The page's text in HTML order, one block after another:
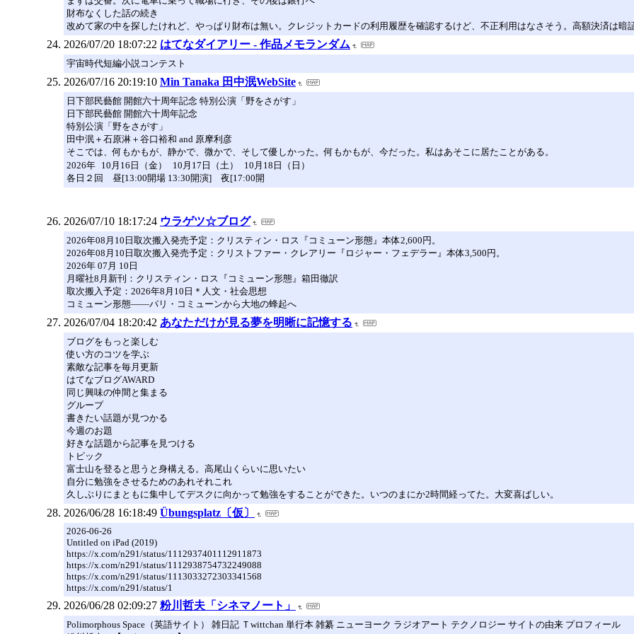
財布なくした話の続き
改めて家の中を探したけれど、やっぱり財布は無い。クレジットカードの利用履歴を確認するけど、不正利用はなさそう。高額決済は暗
2026/07/20 18:07:22 はてなダイアリー - 作品メモランダム
宇宙時代短編小説コンテスト
2026/07/16 20:19:10 Min Tanaka 田中泯WebSite
日下部民藝館 開館六十周年記念 特別公演「野をさがす」
日下部民藝館 開館六十周年記念
特別公演「野をさがす」
田中泯＋石原淋＋谷口裕和 and 原摩利彦
そこでは、何もかもが、静かで、微かで、そして優しかった。何もかもが、今だった。私はあそこに居たことがある。
2026年 10月16日（金） 10月17日（土） 10月18日（日）
各日２回 昼[13:00開場 13:30開演] 夜[17:00開
2026/07/10 18:17:24 ウラゲツ☆ブログ
2026年08月10日取次搬入発売予定：クリスティン・ロス『コミューン形態』本体2,600円。
2026年08月10日取次搬入発売予定：クリストファー・クレアリー『ロジャー・フェデラー』本体3,500円。
2026年 07月 10日
月曜社8月新刊：クリスティン・ロス『コミューン形態』箱田徹訳
取次搬入予定：2026年8月10日＊人文・社会思想
コミューン形態――パリ・コミューンから大地の蜂起へ
2026/07/04 18:20:42 あなただけが見る夢を明晰に記憶する
ブログをもっと楽しむ
使い方のコツを学ぶ
素敵な記事を毎月更新
はてなブログAWARD
同じ興味の仲間と集まる
グループ
書きたい話題が見つかる
今週のお題
好きな話題から記事を見つける
トピック
富士山を登ると思うと身構える。高尾山くらいに思いたい
自分に勉強をさせるためのあれそれこれ
久しぶりにまともに集中してデスクに向かって勉強をすることができた。いつのまにか2時間経ってた。大変喜ばしい。
2026/06/28 16:18:49 Übungsplatz〔仮〕
2026-06-26
Untitled on iPad (2019)
https://x.com/n291/status/1112937401112911873
https://x.com/n291/status/1112938754732249088
https://x.com/n291/status/1113033272303341568
https://x.com/n291/status/1
2026/06/28 02:09:27 粉川哲夫「シネマノート」
Polimorphous Space（英語サイト） 雑日記 Ｔwittchan 単行本 雑纂 ニューヨーク ラジオアート テクノロジー サイトの由来 プロフィール